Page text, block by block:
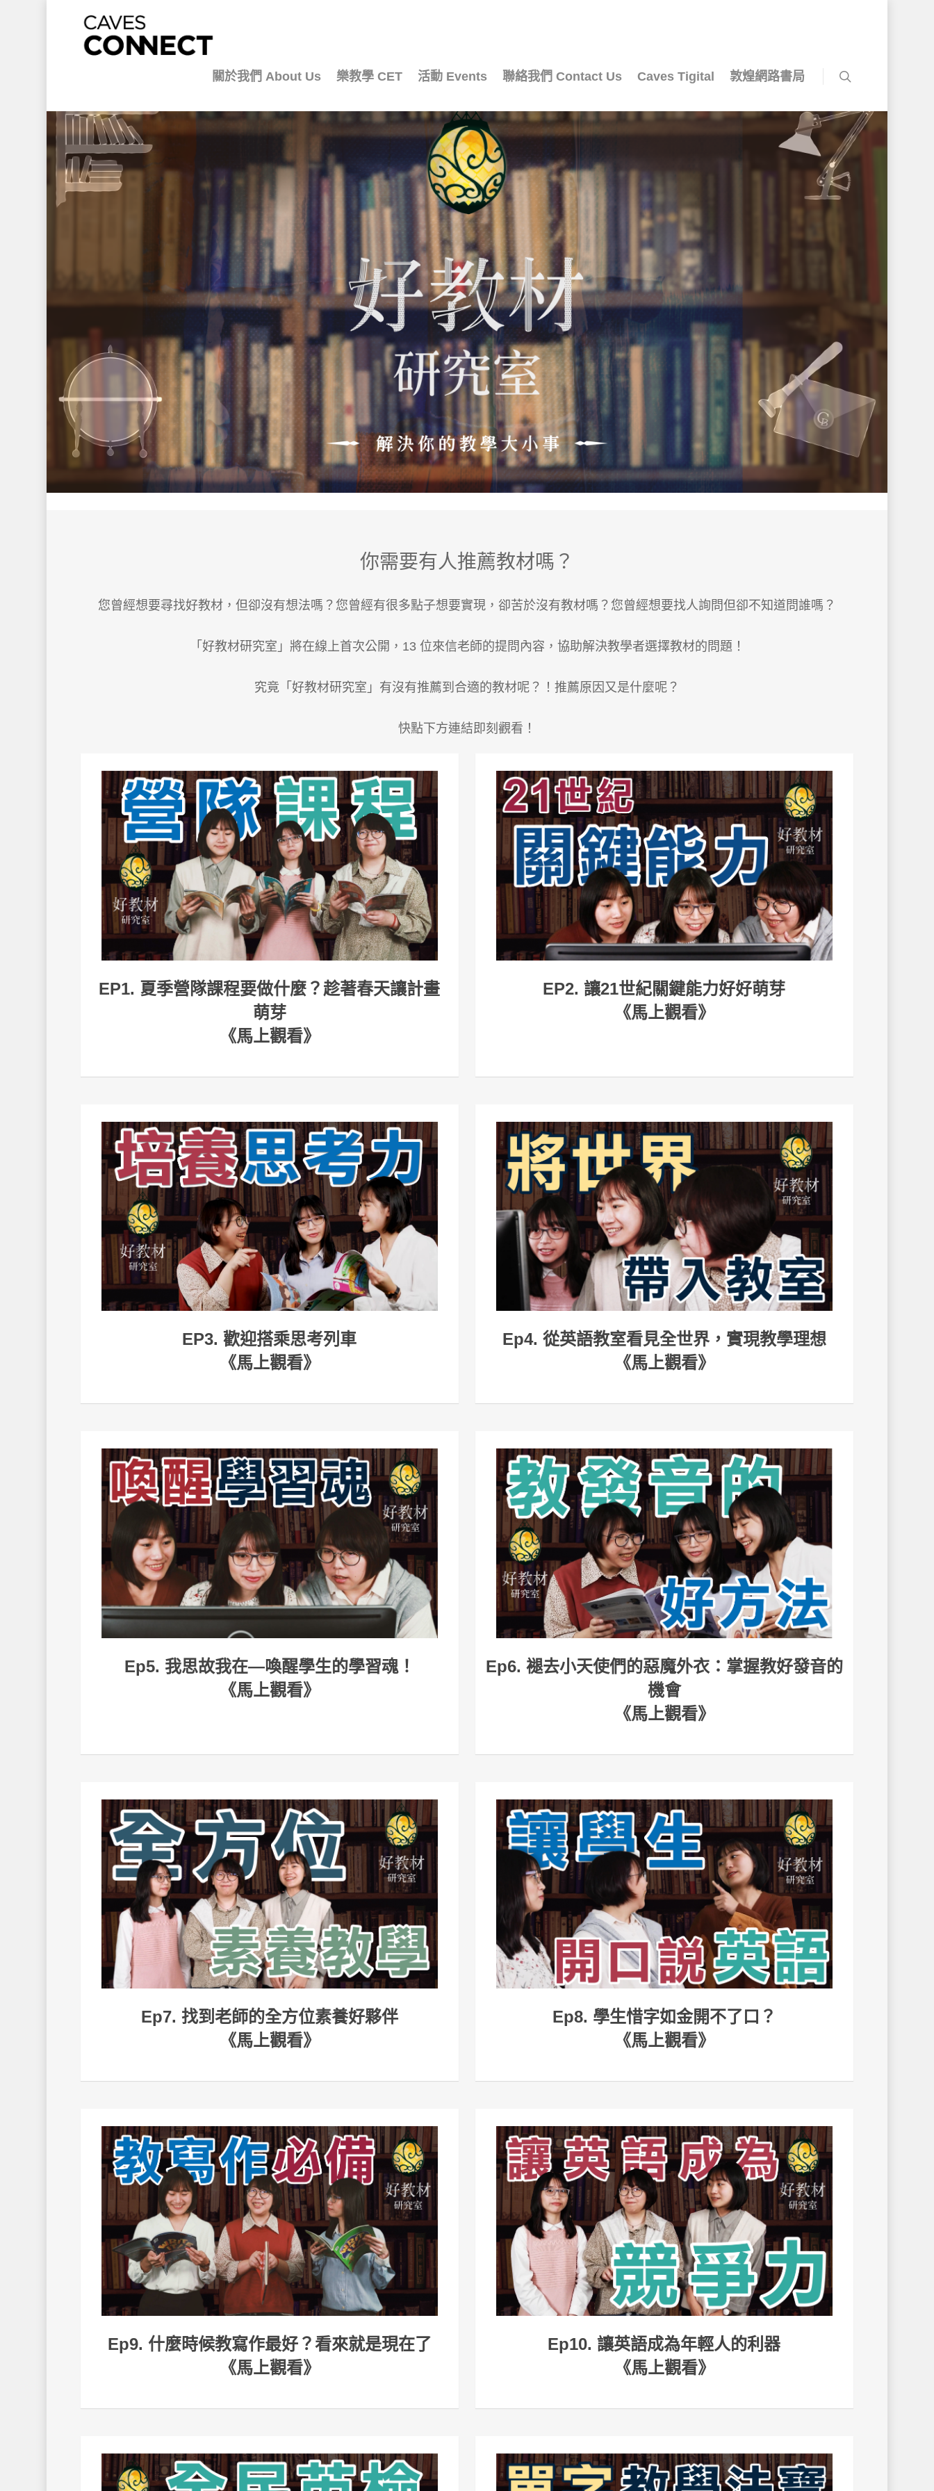
關於我們 About Us 樂教學 CET 活動 Events 聯絡我們 Contact Us Caves Tigital 敦煌網路書局
你需要有人推薦教材嗎？
您曾經想要尋找好教材，但卻沒有想法嗎？您曾經有很多點子想要實現，卻苦於沒有教材嗎？您曾經想要找人詢問但卻不知道問誰嗎？
「好教材研究室」將在線上首次公開，13 位來信老師的提問內容，協助解決教學者選擇教材的問題！
究竟「好教材研究室」有沒有推薦到合適的教材呢？！推薦原因又是什麼呢？
快點下方連結即刻觀看！
EP1. 夏季營隊課程要做什麼？趁著春天讓計畫
萌芽
《馬上觀看》
EP2. 讓21世紀關鍵能力好好萌芽
《馬上觀看》
EP3. 歡迎搭乘思考列車
《馬上觀看》
Ep4. 從英語教室看見全世界，實現教學理想
《馬上觀看》
Ep5. 我思故我在—喚醒學生的學習魂！
《馬上觀看》
Ep6. 褪去小天使們的惡魔外衣：掌握教好發音的
機會
《馬上觀看》
Ep7. 找到老師的全方位素養好夥伴
《馬上觀看》
Ep8. 學生惜字如金開不了口？
《馬上觀看》
Ep9. 什麼時候教寫作最好？看來就是現在了
《馬上觀看》
Ep10. 讓英語成為年輕人的利器
《馬上觀看》